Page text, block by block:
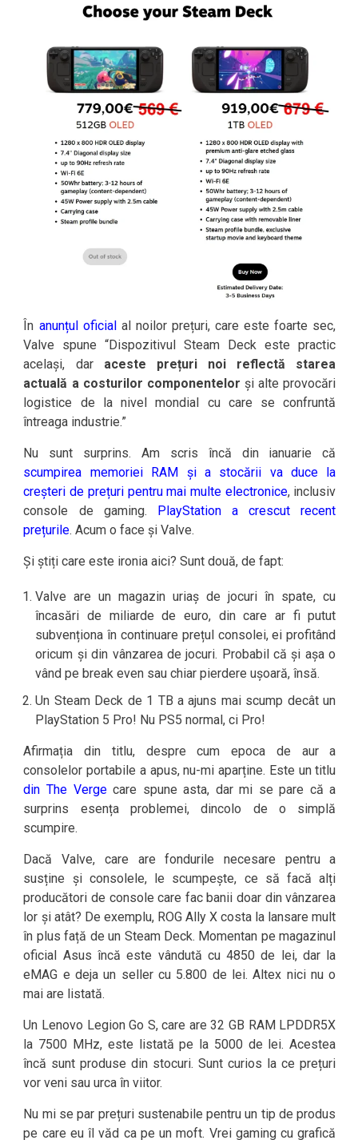
În anunțul oficialal noilor prețuri, care este foarte sec,
Valve spune “Dispozitivul Steam Deck este practic
același, dar aceste prețuri noi reflectă starea
actuală a costurilor componentelor și alte provocări
logistice de la nivel mondial cu care se confruntă
întreaga industrie.”
Nu sunt surprins. Am scris încă din ianuarie că
scumpirea memoriei RAM și a stocării va duce la
creșteri de prețuri pentru mai multe electronice, inclusiv
console de gaming. PlayStation a crescut recent
prețurile. Acum o face și Valve.
Și știți care este ironia aici? Sunt două, de fapt:
Valve are un magazin uriaș de jocuri în spate, cu
încasări de miliarde de euro, din care ar fi putut
subvenționa în continuare prețul consolei, ei profitând
oricum și din vânzarea de jocuri. Probabil că și așa o
vând pe break even sau chiar pierdere ușoară, însă.
Un Steam Deck de 1 TB a ajuns mai scump decât un
PlayStation 5 Pro! Nu PS5 normal, ci Pro!
Afirmația din titlu, despre cum epoca de aur a
consolelor portabile a apus, nu-mi aparține. Este un titlu
din The Vergecare spune asta, dar mi se pare că a
surprins esența problemei, dincolo de o simplă
scumpire.
Dacă Valve, care are fondurile necesare pentru a
susține și consolele, le scumpește, ce să facă alți
producători de console care fac banii doar din vânzarea
lor și atât? De exemplu, ROG Ally X costa la lansare mult
în plus față de un Steam Deck. Momentan pe magazinul
oficial Asus încă este vândută cu 4850 de lei, dar la
eMAG e deja un seller cu 5.800 de lei. Altex nici nu o
mai are listată.
Un Lenovo Legion Go S, care are 32 GB RAM LPDDR5X
la 7500 MHz, este listată pe la 5000 de lei. Acestea
încă sunt produse din stocuri. Sunt curios la ce prețuri
vor veni sau urca în viitor.
Nu mi se par prețuri sustenabile pentru un tip de produs
pe care eu îl văd ca pe un moft. Vrei gaming cu grafică